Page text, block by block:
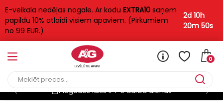
E-veikala nedēļas nogale. Ar kodu EXTRA10 saņem
papildu 10% atlaidi visiem apaviem. (Pirkumiem
no 99 EUR.)
2d 10h
20m 49s
0
Piegādes laiks ir 1-3 darba dienas